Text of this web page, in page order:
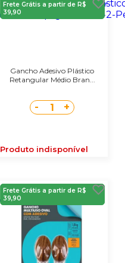
Frete Grátis a partir de R$
39,90
Gancho Adesivo Plástico
Retangular Médio Bran...
- 1 +
Produto indisponível
Frete Grátis a partir de R$
39,90